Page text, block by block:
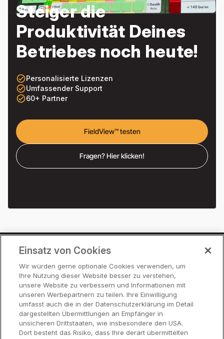
Steiger die
Produktivität Deines
Betriebes noch heute!
check_circle_outlinePersonalisierte Lizenzen
check_circle_outlineUmfassender Support
check_circle_outline60+ Partner
FieldView™ testen
Fragen? Hier klicken!
Preise
Partner
Hilfe
Funktionen
Einsatz von Cookies
Wir würden gerne optionale Cookies verwenden, um
Ihre Nutzung dieser Website besser zu verstehen,
unsere Website zu verbessern und Informationen mit
unseren Werbepartnern zu teilen. Ihre Einwilligung
umfasst auch die in der Datenschutzerklärung im Detail
dargestellten Übermittlungen an Empfänger in
unsicheren Drittstaaten, wie insbesondere den USA.
Dort besteht das Risiko, dass Ihre derart übermittelten